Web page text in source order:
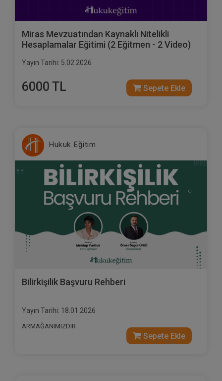
Miras Mevzuatından Kaynaklı Nitelikli
Hesaplamalar Eğitimi (2 Eğitmen - 2 Video)
Yayın Tarihi: 5.02.2026
6000 TL Sepete Ekle
Hukuk Eğitim
Bilirkişilik Başvuru Rehberi
Yayın Tarihi: 18.01.2026
ARMAĞANIMIZDIR
Sepete Ekle